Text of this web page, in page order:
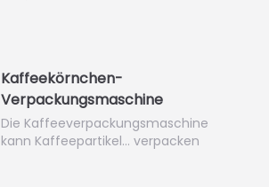
Kaffeekörnchen-
Verpackungsmaschine
Die Kaffeeverpackungsmaschine
kann Kaffeepartikel… verpacken